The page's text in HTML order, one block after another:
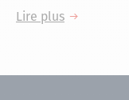
Lire plus